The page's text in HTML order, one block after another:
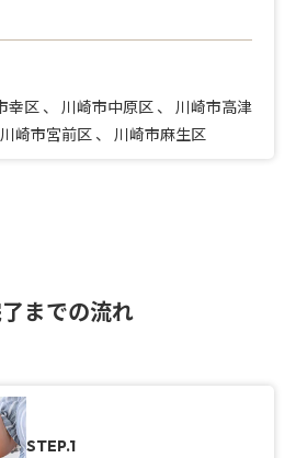
幸区 、 川崎市中原区 、 川崎市高津
川崎市宮前区 、 川崎市麻生区
までの流れ
STEP.1